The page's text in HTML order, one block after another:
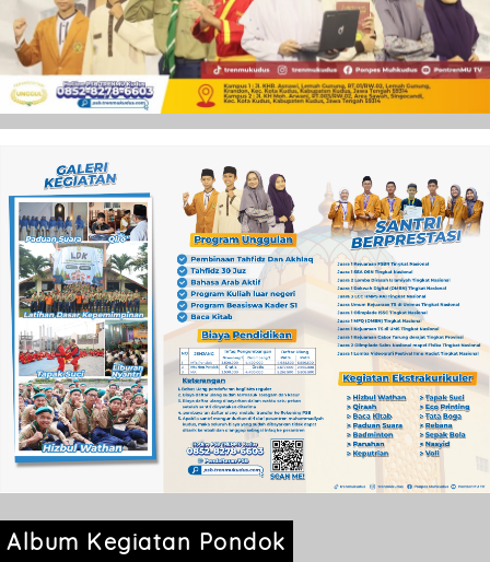
Album Kegiatan Pondok